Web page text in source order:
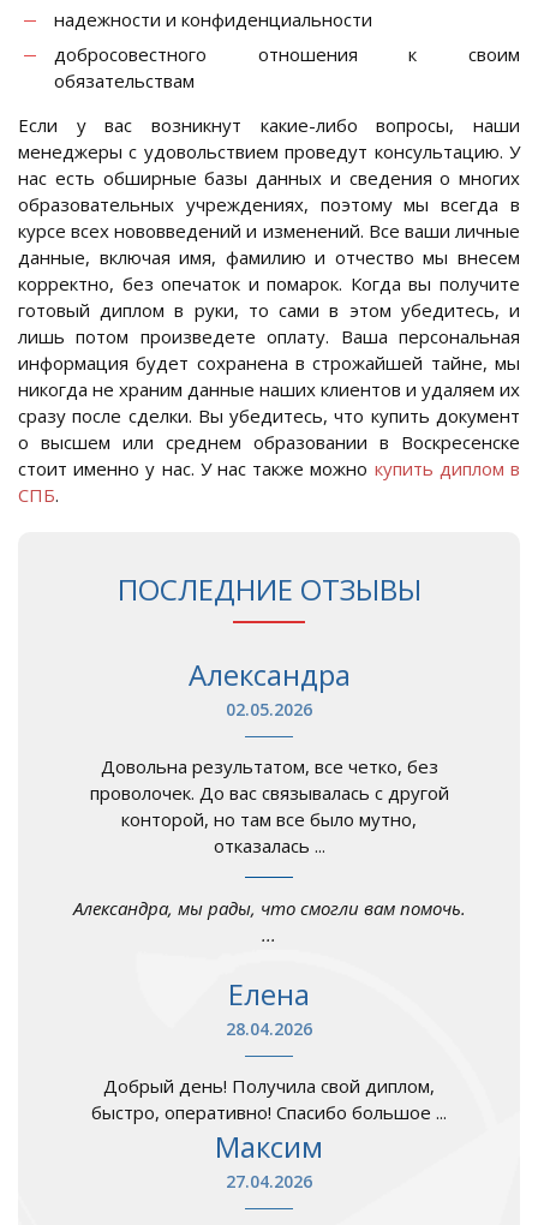
надежности и конфиденциальности
добросовестного отношения к своим
обязательствам
Если у вас возникнут какие-либо вопросы, наши
менеджеры с удовольствием проведут консультацию. У
нас есть обширные базы данных и сведения о многих
образовательных учреждениях, поэтому мы всегда в
курсе всех нововведений и изменений. Все ваши личные
данные, включая имя, фамилию и отчество мы внесем
корректно, без опечаток и помарок. Когда вы получите
готовый диплом в руки, то сами в этом убедитесь, и
лишь потом произведете оплату. Ваша персональная
информация будет сохранена в строжайшей тайне, мы
никогда не храним данные наших клиентов и удаляем их
сразу после сделки. Вы убедитесь, что купить документ
о высшем или среднем образовании в Воскресенске
стоит именно у нас. У нас также можно купить диплом в
СПБ.
ПОСЛЕДНИЕ ОТЗЫВЫ
Александра
02.05.2026
Довольна результатом, все четко, без
проволочек. До вас связывалась с другой
конторой, но там все было мутно,
отказалась ...
Александра, мы рады, что смогли вам помочь.
...
Елена
28.04.2026
Добрый день! Получила свой диплом,
быстро, оперативно! Спасибо большое ...
Максим
27.04.2026